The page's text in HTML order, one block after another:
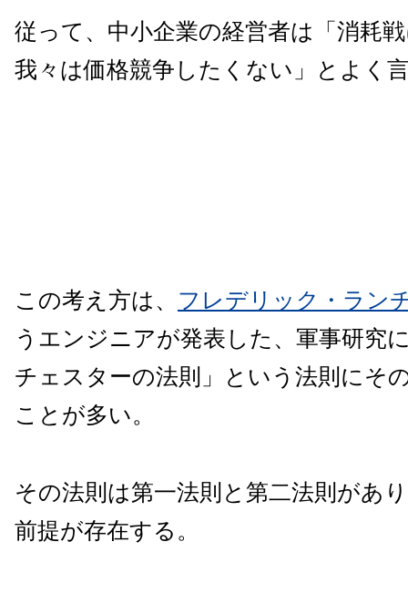
従って、中小企業の経営者は「消耗
我々は価格競争したくない」とよく
この考え方は、 フレデリック・ラン
うエンジニアが発表した、軍事研究
チェスターの法則」という法則にそ
ことが多い。
その法則は第一法則と第二法則があ
前提が存在する。